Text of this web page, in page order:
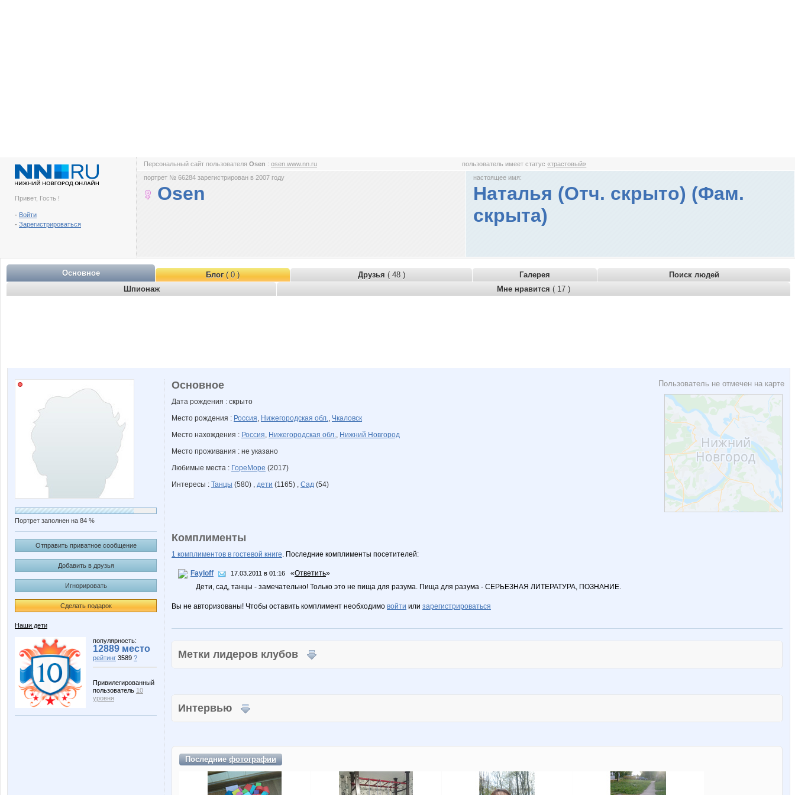
Привет, Гость !
- Войти
- Зарегистрироваться
Персональный сайт пользователя Osen : osen.www.nn.ru пользователь имеет статус«трастовый»
портрет № 66284 зарегистрирован в 2007 году
Osen
настоящее имя:
Наталья (Отч. скрыто) (Фам.
скрыта)
Основное Блог( 0 ) Друзья ( 48 ) Галерея
Поиск людей
Шпионаж
Мне нравится ( 17 )
Портрет заполнен на 84 %
Отправить приватное сообщение
Добавить в друзья
Игнорировать
Сделать подарок
Наши дети
популярность:
12889 место
рейтинг 3589 ?
Привилегированный
пользователь 10
уровня
Пользователь не отмечен на карте
Основное
Дата рождения : скрыто
Место рождения : Россия, Нижегородская обл., Чкаловск
Место нахождения : Россия, Нижегородская обл., Нижний Новгород
Место проживания : не указано
Любимые места : ГореМоре (2017)
Интересы : Танцы (580) , дети (1165) , Сад (54)
Комплименты
1 комплиментов в гостевой книге. Последние комплименты посетителей:
Fayloff 17.03.2011 в 01:16 «Ответить»
Дети, сад, танцы - замечательно! Только это не пища для разума. Пища для разума - СЕРЬЕЗНАЯ ЛИТЕРАТУРА, ПОЗНАНИЕ.
Вы не авторизованы! Чтобы оставить комплимент необходимо войти или зарегистрироваться
Метки лидеров клубов
Интервью
Последниефотографии